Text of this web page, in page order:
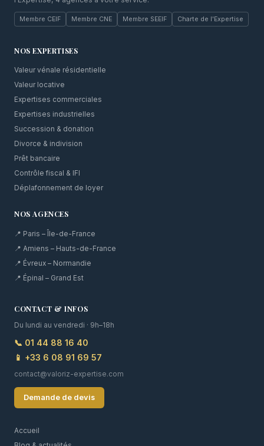
Membre CEIF Membre CNE Membre SEEIF Charte de l'Expertise
NOS EXPERTISES
Valeur vénale résidentielle
Valeur locative
Expertises commerciales
Expertises industrielles
Succession & donation
Divorce & indivision
Prêt bancaire
Contrôle fiscal & IFI
Déplafonnement de loyer
NOS AGENCES
📍 Paris – Île-de-France
📍 Amiens – Hauts-de-France
📍 Évreux – Normandie
📍 Épinal – Grand Est
CONTACT & INFOS
Du lundi au vendredi · 9h–18h
📞 01 44 88 16 40
📱 +33 6 08 91 69 57
contact@valoriz-expertise.com
Demande de devis
Accueil